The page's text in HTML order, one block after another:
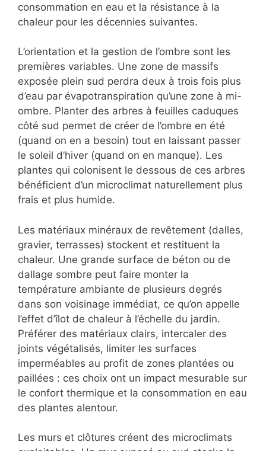
consommation en eau et la résistance à la
chaleur pour les décennies suivantes.
L’orientation et la gestion de l’ombre sont les
premières variables. Une zone de massifs
exposée plein sud perdra deux à trois fois plus
d’eau par évapotranspiration qu’une zone à mi-
ombre. Planter des arbres à feuilles caduques
côté sud permet de créer de l’ombre en été
(quand on en a besoin) tout en laissant passer
le soleil d’hiver (quand on en manque). Les
plantes qui colonisent le dessous de ces arbres
bénéficient d’un microclimat naturellement plus
frais et plus humide.
Les matériaux minéraux de revêtement (dalles,
gravier, terrasses) stockent et restituent la
chaleur. Une grande surface de béton ou de
dallage sombre peut faire monter la
température ambiante de plusieurs degrés
dans son voisinage immédiat, ce qu’on appelle
l’effet d’îlot de chaleur à l’échelle du jardin.
Préférer des matériaux clairs, intercaler des
joints végétalisés, limiter les surfaces
imperméables au profit de zones plantées ou
paillées : ces choix ont un impact mesurable sur
le confort thermique et la consommation en eau
des plantes alentour.
Les murs et clôtures créent des microclimats